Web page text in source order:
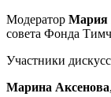
Модератор Мария
совета Фонда
Участники
Марина Аксенова